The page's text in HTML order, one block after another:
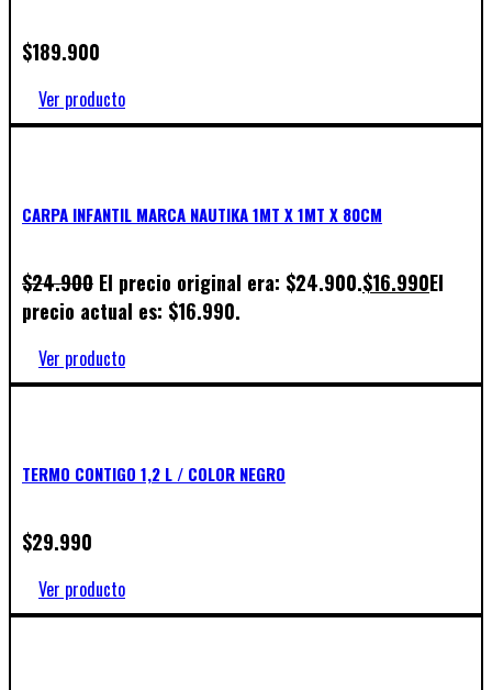
$189.900
Ver producto
CARPA INFANTIL MARCA NAUTIKA 1MT X 1MT X 80CM
$24.900 El precio original era: $24.900.$16.990El
precio actual es: $16.990.
Ver producto
TERMO CONTIGO 1,2 L / COLOR NEGRO
$29.990
Ver producto